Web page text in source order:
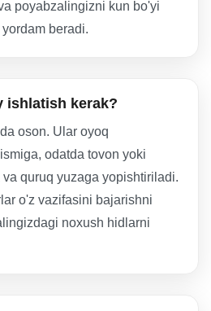
poyabzalingizni kun bo'yi
beradi.
ishlatish kerak?
oson. Ular oyoq
odatda tovon yoki
quruq yuzaga yopishtiriladi.
o'z vazifasini bajarishni
noxush hidlarni